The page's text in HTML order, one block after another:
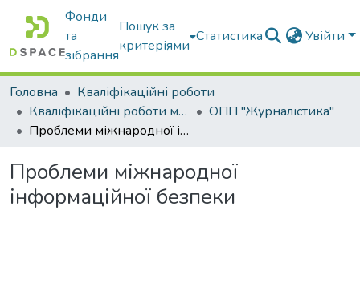
Фонди
та
зібрання
Пошук за
критеріями
Статистика Увійти
Головна
Кваліфікаційні роботи
Кваліфікаційні роботи магістрів
ОПП "Журналістика"
Проблеми міжнародної інформаційної безпеки
Проблеми міжнародної
інформаційної безпеки